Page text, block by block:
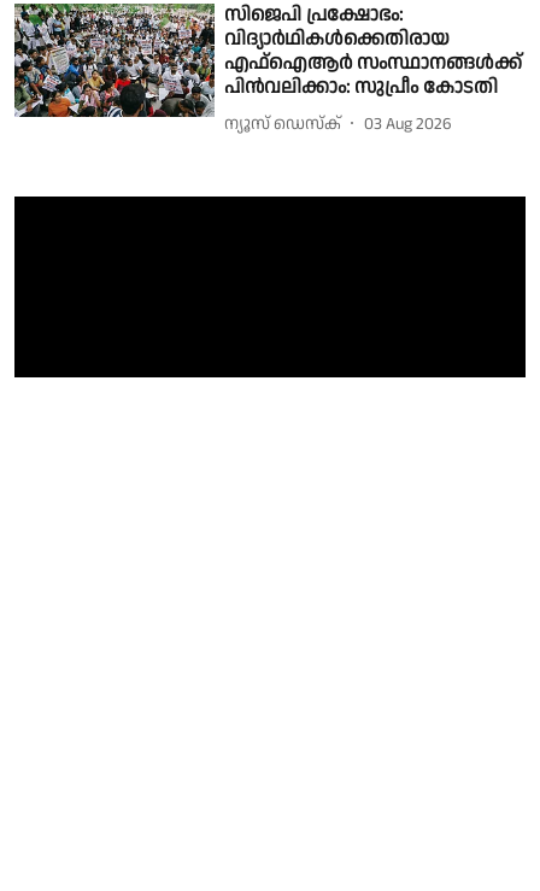
സിജെപി പ്രക്ഷോഭം:
വിദ്യാര്‍ഥികള്‍ക്കെതിരായ
എഫ്ഐആര്‍ സംസ്ഥാനങ്ങള്‍ക്ക്
പിന്‍വലിക്കാം: സുപ്രീം കോടതി
ന്യൂസ് ഡെസ്ക് 03 Aug 2026